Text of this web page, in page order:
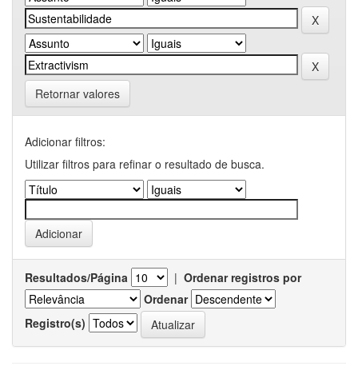
Retornar valores
Adicionar filtros:
Utilizar filtros para refinar o resultado de busca.
Resultados/Página | Ordenar registros por
Ordenar
Registro(s)